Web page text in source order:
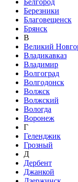
Белгород
Березники
Благовещенск
Брянск
В
Великий
Владикавказ
Владимир
Волгоград
Волгодонск
Волжск
Волжский
Вологда
Воронеж
Г
Геленджик
Грозный
Д
Дербент
Джанкой